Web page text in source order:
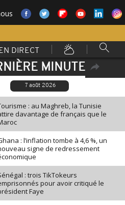
EN DIRECT
MINUTE
7 août 2026
: au Maghreb, la Tunisie
davantage de français que le
: l’inflation tombe à 4,6 %, un
signe de redressement
: trois TikTokeurs
pour avoir critiqué le
Faye